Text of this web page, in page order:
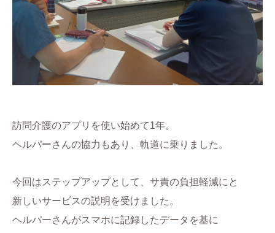
訪問介護のアプリを使い始めて1年。
ヘルパーさんの協力もあり、軌道に乗りました。
今回はステップアップとして、サ責の負担軽減にと
新しいサービスの説明を受けました。
ヘルパーさんがスマホに記録したデータを基に